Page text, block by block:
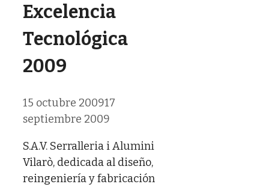
Excelencia
Tecnológica
2009
15 octubre 200917
septiembre 2009
S.A.V. Serralleria i Alumini
Vilarò, dedicada al diseño,
reingeniería y fabricación